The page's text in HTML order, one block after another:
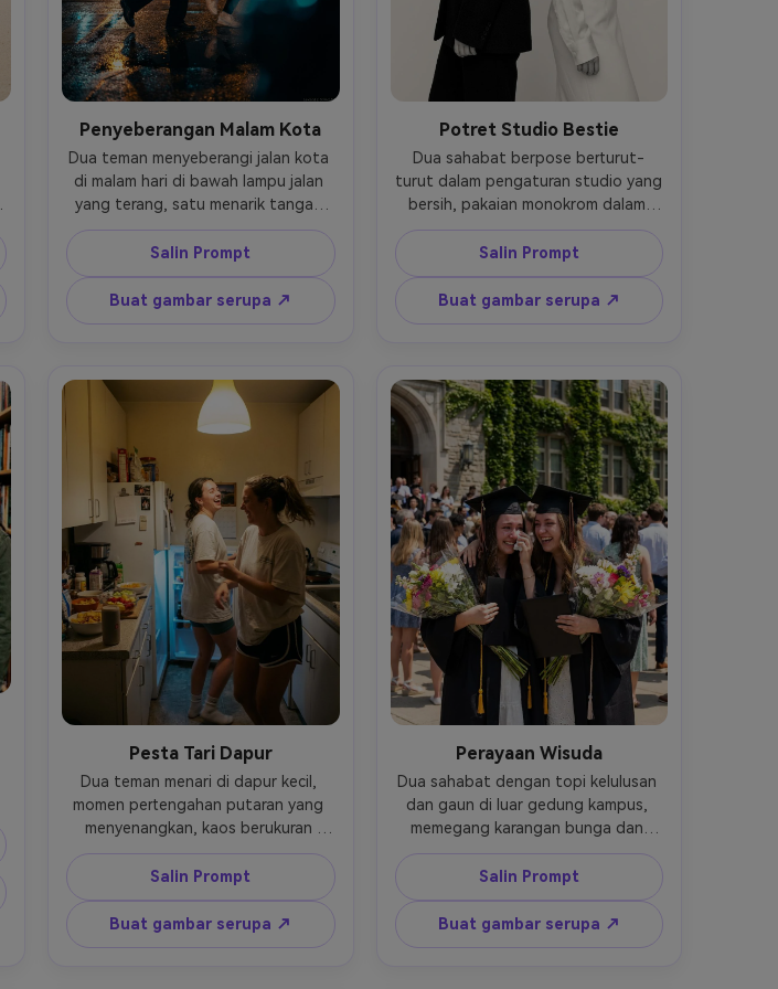
Penyeberangan Malam Kota
Dua teman menyeberangi jalan kota
di malam hari di bawah lampu jalan
yang terang, satu menarik tangan
yang lain, mantel dan sepatu kets
bergaya, pantulan trotoar basah
setelah hujan, bokeh sinematik dari
mobil, diambil di Leica SL2 dengan
50mm f/1.4, sudut rendah, fokus
Salin Prompt
Buat gambar serupa ↗
Potret Studio Bestie
Dua sahabat berpose berturut-
turut dalam pengaturan studio yang
bersih, pakaian monokrom dalam
warna hitam dan krem, ekspresi
percaya diri, pencahayaan softbox
dengan bayangan halus, latar
belakang mulus, diambil di Canon
EOS R5 dengan 85mm f/1.4, bingkai
potret mode kelas atas- -ar 4:5
Salin Prompt
Buat gambar serupa ↗
Pesta Tari Dapur
Dua teman menari di dapur kecil,
momen pertengahan putaran yang
menyenangkan, kaos berukuran
besar dan celana pendek yang
nyaman, makanan ringan di meja dan
speaker kecil terlihat, lampu
overhead hangat dicampur dengan
lampu lemari es, diambil di Canon R6
Salin Prompt
Buat gambar serupa ↗
Perayaan Wisuda
Dua sahabat dengan topi kelulusan
dan gaun di luar gedung kampus,
memegang karangan bunga dan
ijazah, satu menyeka air mata
bahagia sambil tersenyum, sinar
matahari siang hari yang terang,
kerumunan yang lembut kabur di
belakang mereka, diambil pada Sony
Salin Prompt
Buat gambar serupa ↗